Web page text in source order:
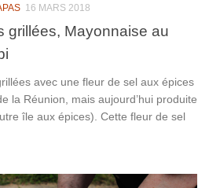
16 MARS 2018
grillées, Mayonnaise au
avec une fleur de sel aux épices
la Réunion, mais aujourd’hui produite
île aux épices). Cette fleur de sel